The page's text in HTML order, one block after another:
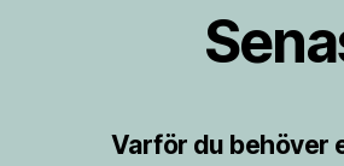
Varför du behöver